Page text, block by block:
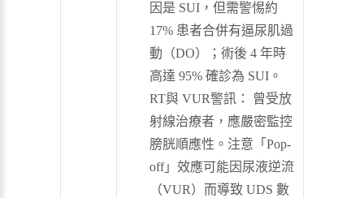
因是 SUI，但需警惕約
17% 患者合併有逼尿肌過
動（DO）；術後 4 年時
高達 95% 確診為 SUI。
RT與 VUR警訊： 曾受放
射線治療者，應嚴密監控
膀胱順應性。注意「Pop-
off」效應可能因尿液逆流
（VUR）而導致 UDS 數